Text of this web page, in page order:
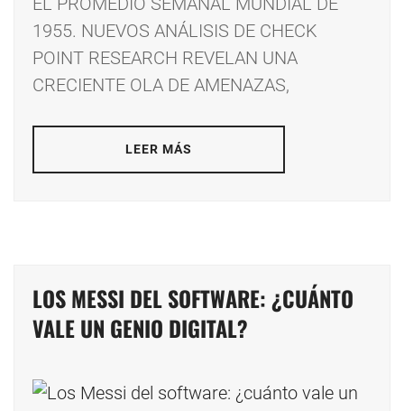
1955. NUEVOS ANÁLISIS DE CHECK
POINT RESEARCH REVELAN UNA
CRECIENTE OLA DE AMENAZAS,
LEER MÁS
LOS MESSI DEL SOFTWARE: ¿CUÁNTO
VALE UN GENIO DIGITAL?